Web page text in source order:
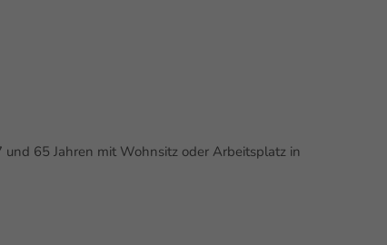
65 Jahren mit Wohnsitz oder Arbeitsplatz in